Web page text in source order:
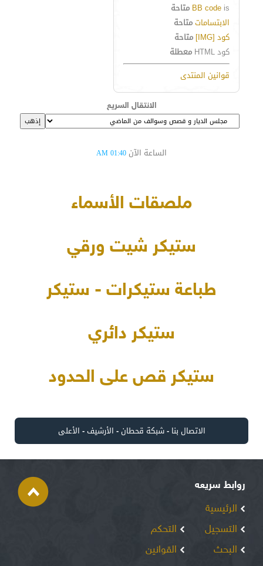
BB code is
متاحة
الابتساماتمتاحة
كود [IMG]
متاحة
كود HTML
معطلة
قوانين المنتدى
الانتقال السريع
الساعة الآن 01:40 AM
ملصقات الأسماء
ستيكر شيت ورقي
طباعة ستيكرات - ستيكر
ستيكر دائري
ستيكر قص على الحدود
الاتصال بنا -شبكة قحطان- الأرشيف- الأعلى
روابط سريعه
الرئيسية
التسجيل
البحث
التحكم
القوانين